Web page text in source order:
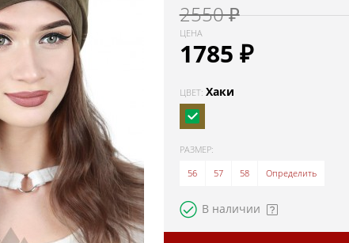
2550 ₽
ЦЕНА
1785 ₽
ЦВЕТ: Хаки
РАЗМЕР:
56
57 58 Определить
В наличии